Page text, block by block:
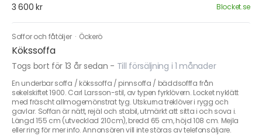
3 600 kr Blocket.se
Soffor och fåtöljer · Öckerö
Kökssoffa
Togs bort för 13 år sedan - Till försäljning i 1 månader
En underbar soffa / kökssoffa / pinnsoffa / bäddsofffa från
sekelskiftet 1900. Carl Larsson-stil, av typen fyrklövern. Locket nyklätt
med fräscht allmogemönstrat tyg. Utskurna treklöver i rygg och
gavlar. Soffan är nätt, rejäl och stabil, utmärkt att sitta i och sova i.
Längd 155 cm (utvecklad 210cm), bredd 65 cm, höjd 108 cm. Mejla
eller ring för mer info. Annonsören vill inte störas av telefonsäljare.